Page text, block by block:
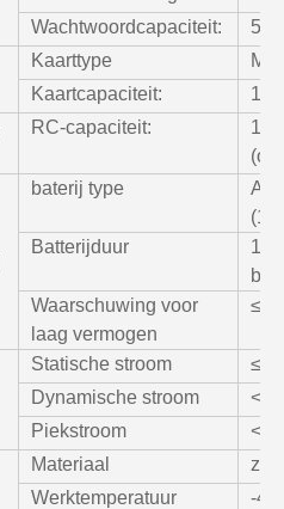
Wachtwoordcapaciteit:
50
Kaarttype
Kaartcapaciteit:
RC-capaciteit:
10
baterij type
Batterijduur
Waarschuwing voor
laag vermogen
Statische stroom
Dynamische stroom
Piekstroom
Materiaal
Werktemperatuur
-